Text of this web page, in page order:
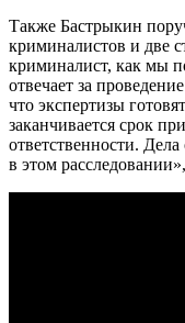
Также Бастрыкин
криминалистов и две
криминалист, как мы
отвечает за
что экспертизы
заканчивается срок
ответственности.
в этом